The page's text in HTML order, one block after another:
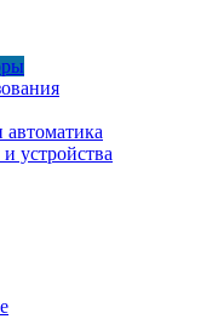
автоматика
устройства